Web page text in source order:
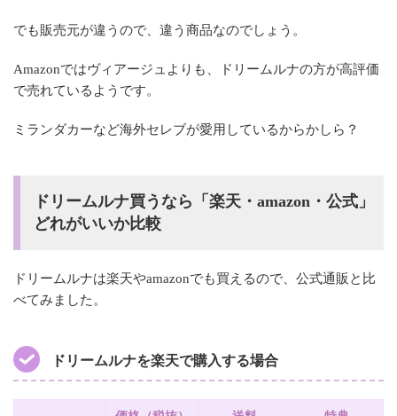
でも販売元が違うので、違う商品なのでしょう。
Amazonではヴィアージュよりも、ドリームルナの方が高評価
で売れているようです。
ミランダカーなど海外セレブが愛用しているからかしら？
ドリームルナ買うなら「楽天・amazon・公式」
どれがいいか比較
ドリームルナは楽天やamazonでも買えるので、公式通販と比
べてみました。
ドリームルナを楽天で購入する場合